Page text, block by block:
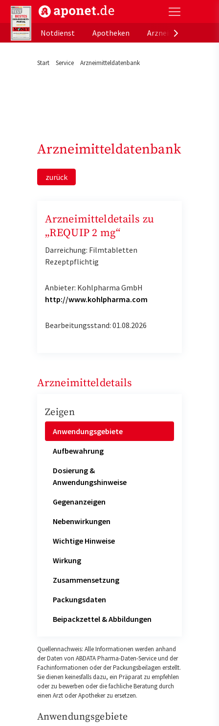
aponet.de - Das offizielle Gesundheitsportal der
Notdienst
Apotheken
Start Service Arzneimitteldatenbank
Arzneimitteldatenbank
zurück
Arzneimitteldetails zu
„REQUIP 2 mg“
Darreichung: Filmtabletten
Rezeptpflichtig
Anbieter: Kohlpharma GmbH
http://www.kohlpharma.com
Bearbeitungsstand: 01.08.2026
Arzneimitteldetails
Zeigen
Anwendungsgebiete
Aufbewahrung
Dosierung &
Anwendungshinweise
Gegenanzeigen
Nebenwirkungen
Wichtige Hinweise
Wirkung
Zusammensetzung
Packungsdaten
Beipackzettel & Abbildungen
Quellennachweis: Alle Informationen werden anhand
der Daten von ABDATA Pharma-Daten-Service und der
Fachinformationen oder der Packungsbeilagen erstellt.
Sie dienen keinesfalls dazu, ein Präparat zu empfehlen
oder zu bewerben oder die fachliche Beratung durch
einen Arzt oder Apotheker zu ersetzen.
Anwendungsgebiete